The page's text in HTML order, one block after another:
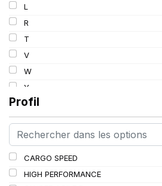
L
R
T
V
W
Y
Profil
CARGO SPEED
HIGH PERFORMANCE